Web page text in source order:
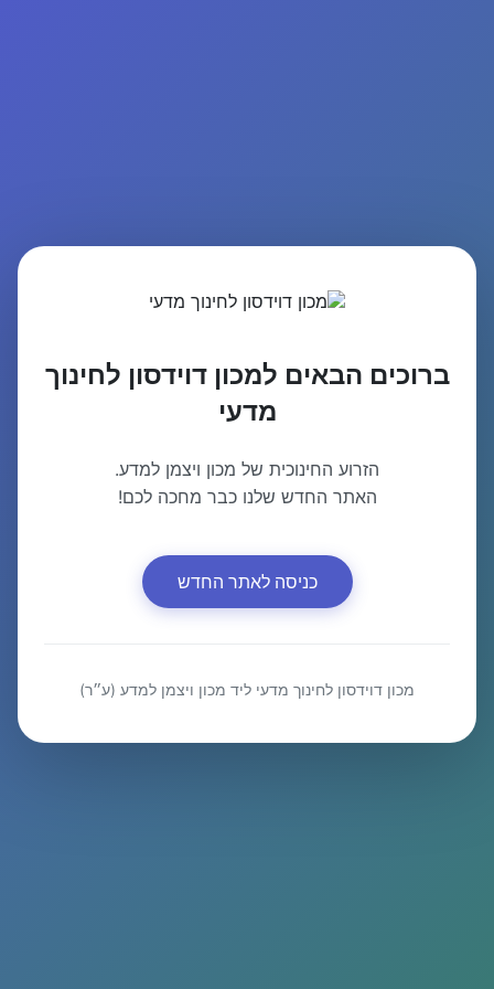
ברוכים הבאים למכון דוידסון לחינוך
מדעי
הזרוע החינוכית של מכון ויצמן למדע.
האתר החדש שלנו כבר מחכה לכם!
כניסה לאתר החדש
מכון דוידסון לחינוך מדעי ליד מכון ויצמן למדע (ע״ר)